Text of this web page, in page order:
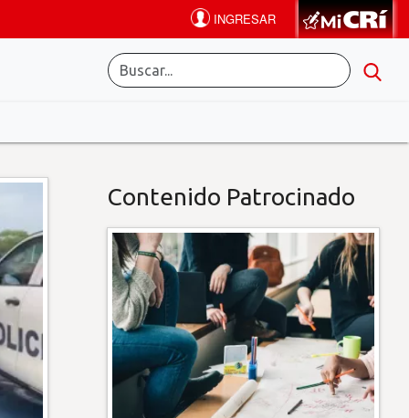
Contenido Patrocinado